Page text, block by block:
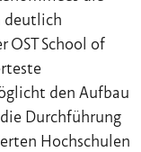
deutlich
OST School of
den Aufbau
Durchführung
Hochschulen